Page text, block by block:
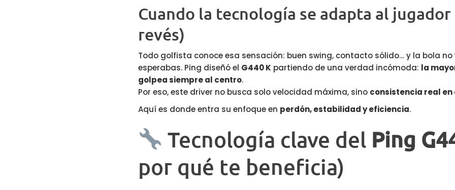
Cuando la tecnología se adapta al jugador
revés)
Todo golfista conoce esa sensación: buen swing, contacto sólido… y la bola
esperabas. Ping diseñó el G440 K partiendo de una verdad incómoda: la
golpea siempre al centro.
Por eso, este driver no busca solo velocidad máxima, sino consistencia real en
Aquí es donde entra su enfoque en perdón, estabilidad y eficiencia.
Tecnología clave del Ping
por qué te beneficia)